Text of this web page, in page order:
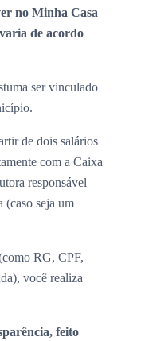
no Minha Casa
de acordo
ser vinculado
de dois salários
com a Caixa
responsável
(caso seja um
RG, CPF,
você realiza
feito